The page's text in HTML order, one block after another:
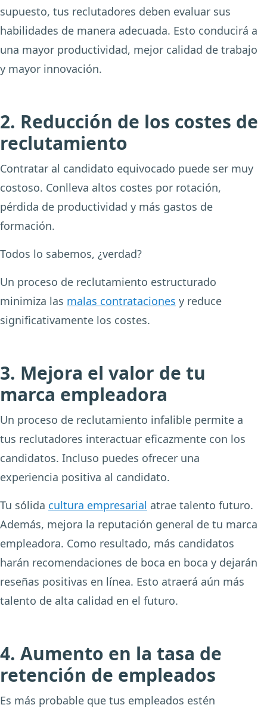
supuesto, tus reclutadores deben evaluar sus
habilidades de manera adecuada. Esto conducirá a
una mayor productividad, mejor calidad de trabajo
y mayor innovación.
2. Reducción de los costes de
reclutamiento
Contratar al candidato equivocado puede ser muy
costoso. Conlleva altos costes por rotación,
pérdida de productividad y más gastos de
formación.
Todos lo sabemos, ¿verdad?
Un proceso de reclutamiento estructurado
minimiza las malas contrataciones y reduce
significativamente los costes.
3. Mejora el valor de tu
marca empleadora
Un proceso de reclutamiento infalible permite a
tus reclutadores interactuar eficazmente con los
candidatos. Incluso puedes ofrecer una
experiencia positiva al candidato.
Tu sólida cultura empresarial atrae talento futuro.
Además, mejora la reputación general de tu marca
empleadora. Como resultado, más candidatos
harán recomendaciones de boca en boca y dejarán
reseñas positivas en línea. Esto atraerá aún más
talento de alta calidad en el futuro.
4. Aumento en la tasa de
retención de empleados
Es más probable que tus empleados estén